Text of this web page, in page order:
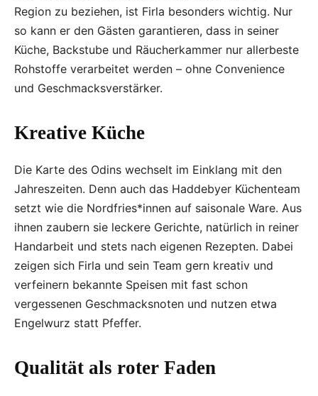
Region zu beziehen, ist Firla besonders wichtig. Nur
so kann er den Gästen garantieren, dass in seiner
Küche, Backstube und Räucherkammer nur allerbeste
Rohstoffe verarbeitet werden – ohne Convenience
und Geschmacksverstärker.
Kreative Küche
Die Karte des Odins wechselt im Einklang mit den
Jahreszeiten. Denn auch das Haddebyer Küchenteam
setzt wie die Nordfries*innen auf saisonale Ware. Aus
ihnen zaubern sie leckere Gerichte, natürlich in reiner
Handarbeit und stets nach eigenen Rezepten. Dabei
zeigen sich Firla und sein Team gern kreativ und
verfeinern bekannte Speisen mit fast schon
vergessenen Geschmacksnoten und nutzen etwa
Engelwurz statt Pfeffer.
Qualität als roter Faden